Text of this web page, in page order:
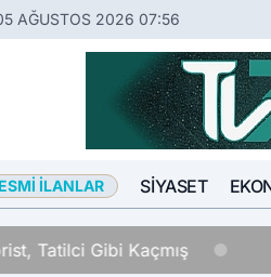
AĞUSTOS 2026 07:56
İLANLAR SIYASET
Tatilci Gibi Kaçmış